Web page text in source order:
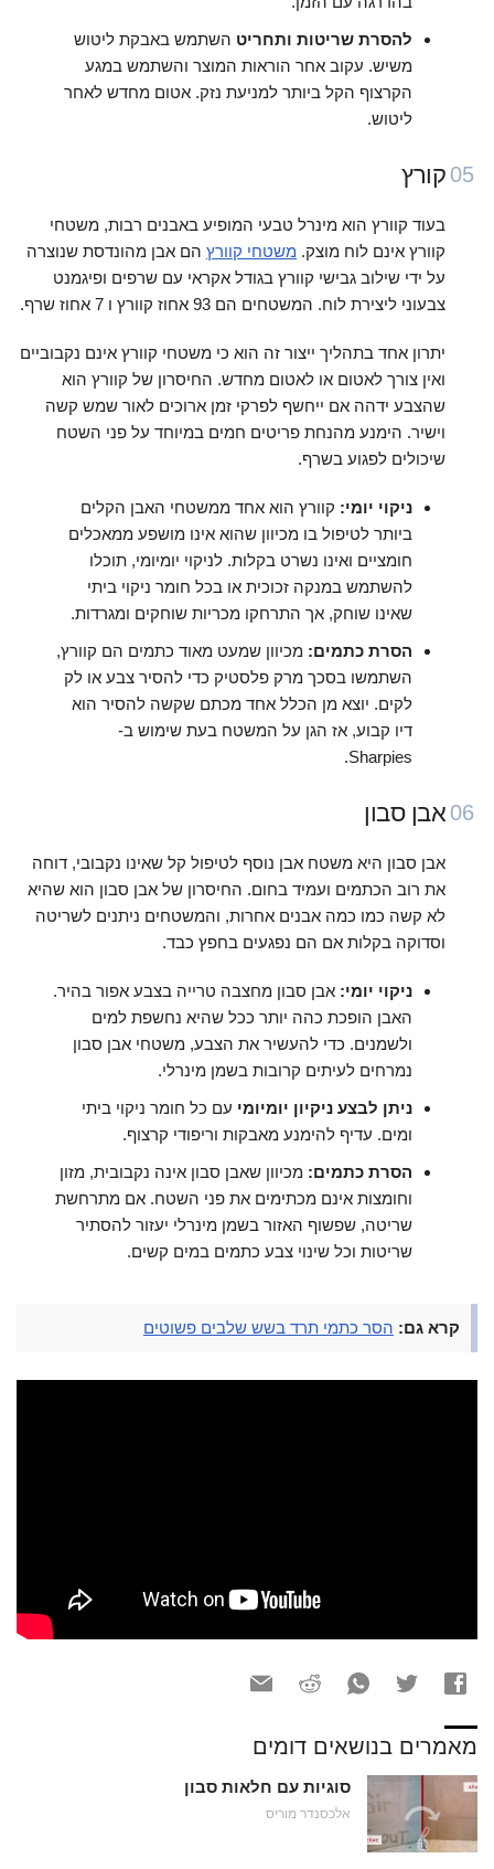
להסרת שריטות ותחריט השתמש באבקת ליטוש
משיש. עקוב אחר הוראות המוצר והשתמש במגע
הקרצוף הקל ביותר למניעת נזק. אטום מחדש לאחר
ליטוש.
05 קורץ
בעוד קוורץ הוא מינרל טבעי המופיע באבנים רבות, משטחי
קוורץ אינם לוח מוצק. משטחי קוורץ הם אבן מהונדסת שנוצרה
על ידי שילוב גבישי קוורץ בגודל אקראי עם שרפים ופיגמנט
צבעוני ליצירת לוח. המשטחים הם 93 אחוז קוורץ ו 7 אחוז שרף.
יתרון אחד בתהליך ייצור זה הוא כי משטחי קוורץ אינם נקבוביים
ואין צורך לאטום או לאטום מחדש. החיסרון של קוורץ הוא
שהצבע ידהה אם ייחשף לפרקי זמן ארוכים לאור שמש קשה
וישיר. הימנע מהנחת פריטים חמים במיוחד על פני השטח
שיכולים לפגוע בשרף.
ניקוי יומי: קוורץ הוא אחד ממשטחי האבן הקלים
ביותר לטיפול בו מכיוון שהוא אינו מושפע ממאכלים
חומציים ואינו נשרט בקלות. לניקוי יומיומי, תוכלו
להשתמש במנקה זכוכית או בכל חומר ניקוי ביתי
שאינו שוחק, אך התרחקו מכריות שוחקים ומגרדות.
הסרת כתמים: מכיוון שמעט מאוד כתמים הם קוורץ,
השתמשו בסכך מרק פלסטיק כדי להסיר צבע או לק
לקים. יוצא מן הכלל אחד מכתם שקשה להסיר הוא
דיו קבוע, אז הגן על המשטח בעת שימוש ב-
Sharpies.
06 אבן סבון
אבן סבון היא משטח אבן נוסף לטיפול קל שאינו נקבובי, דוחה
את רוב הכתמים ועמיד בחום. החיסרון של אבן סבון הוא שהיא
לא קשה כמו כמה אבנים אחרות, והמשטחים ניתנים לשריטה
וסדוקה בקלות אם הם נפגעים בחפץ כבד.
ניקוי יומי: אבן סבון מחצבה טרייה בצבע אפור בהיר.
האבן הופכת כהה יותר ככל שהיא נחשפת למים
ולשמנים. כדי להעשיר את הצבע, משטחי אבן סבון
נמרחים לעיתים קרובות בשמן מינרלי.
ניתן לבצע ניקיון יומיומי עם כל חומר ניקוי ביתי
ומים. עדיף להימנע מאבקות וריפודי קרצוף.
הסרת כתמים: מכיוון שאבן סבון אינה נקבובית, מזון
וחומצות אינם מכתימים את פני השטח. אם מתרחשת
שריטה, שפשוף האזור בשמן מינרלי יעזור להסתיר
שריטות וכל שינוי צבע כתמים במים קשים.
קרא גם: הסר כתמי תרד בשש שלבים פשוטים
מאמרים בנושאים דומים
סוגיות עם חלאות סבון
אלכסנדר מוריס